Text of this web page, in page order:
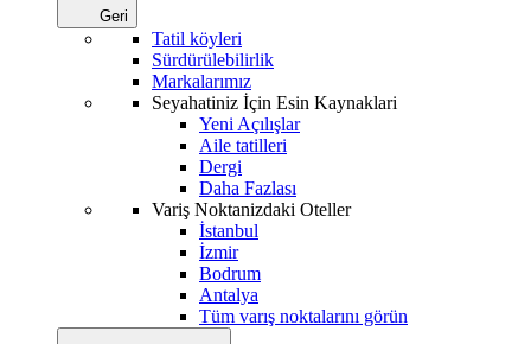
Geri
Tatil köyleri
Sürdürülebilirlik
Markalarımız
Seyahatiniz İçin Esin Kaynaklari
Yeni Açılışlar
Aile tatilleri
Dergi
Daha Fazlası
Variş Noktanizdaki Oteller
İstanbul
İzmir
Bodrum
Antalya
Tüm varış noktalarını görün